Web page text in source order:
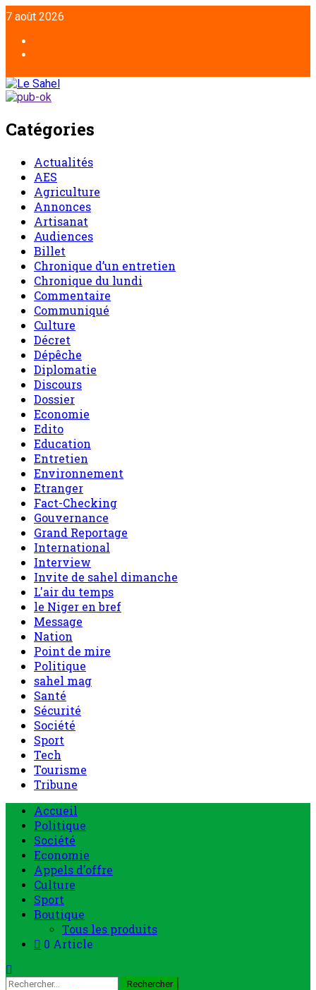
7 août 2026
Catégories
Actualités
AES
Agriculture
Annonces
Artisanat
Audiences
Billet
Chronique d’un entretien
Chronique du lundi
Commentaire
Communiqué
Culture
Décret
Dépêche
Diplomatie
Discours
Dossier
Economie
Edito
Education
Entretien
Environnement
Etranger
Fact-Checking
Gouvernance
Grand Reportage
International
Interview
Invite de sahel dimanche
L'air du temps
le Niger en bref
Message
Nation
Point de mire
Politique
sahel mag
Santé
Sécurité
Société
Sport
Tech
Tourisme
Tribune
Accueil
Politique
Société
Economie
Appels d’offre
Culture
Sport
Boutique
Tous les produits
0 Article